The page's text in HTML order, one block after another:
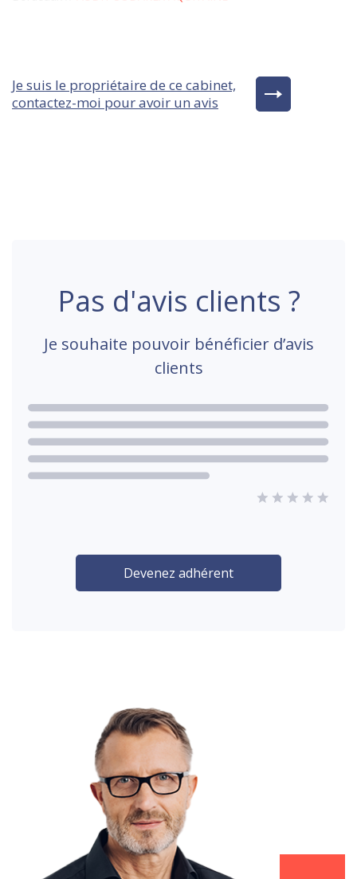
Je suis le propriétaire de ce cabinet,
contactez-moi pour avoir un avis
Pas d'avis clients ?
Je souhaite pouvoir bénéficier d’avis
clients
Devenez adhérent